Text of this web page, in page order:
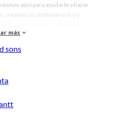
aquí para ayudarte a hacer
creando un ambiente único y
un espacio más tú.
decoración, estamos aquí para hacer
todo lo que tenemos para ofrecerte en
de escritorio en
calidad para tus proyectos y
todo lo que tenemos para
más
sons